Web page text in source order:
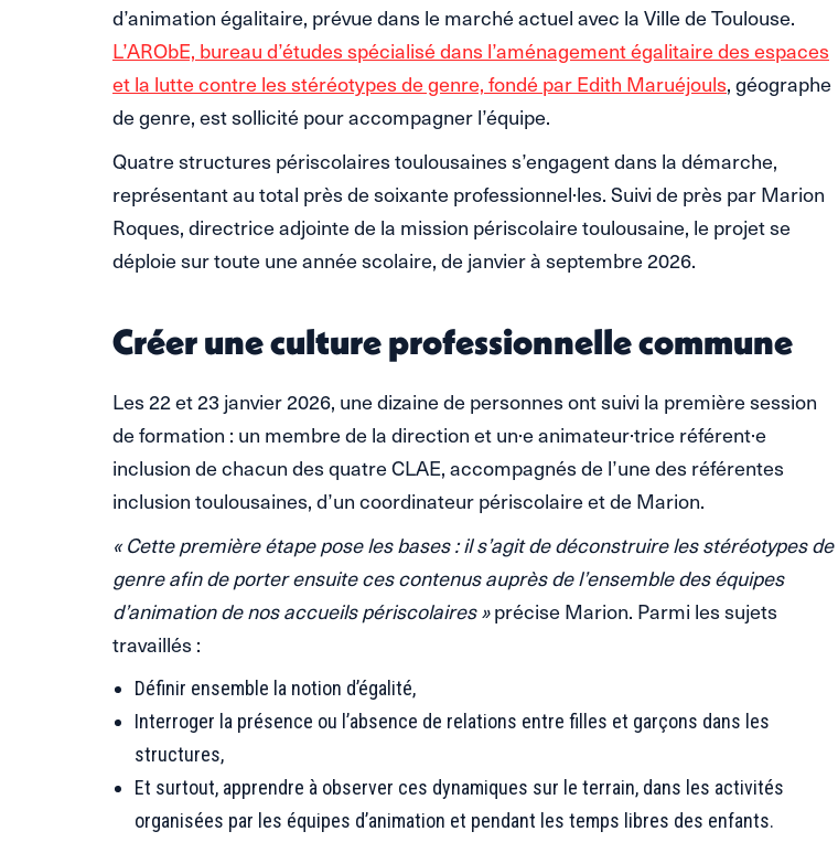
d’animation égalitaire, prévue dans le marché actuel avec la Ville de Toulouse.
L’ARObE, bureau d’études spécialisé dans l’aménagement égalitaire des espaces
et la lutte contre les stéréotypes de genre, fondé par Edith Maruéjouls, géographe
de genre, est sollicité pour accompagner l’équipe.
Quatre structures périscolaires toulousaines s’engagent dans la démarche,
représentant au total près de soixante professionnel·les. Suivi de près par Marion
Roques, directrice adjointe de la mission périscolaire toulousaine, le projet se
déploie sur toute une année scolaire, de janvier à septembre 2026.
Créer une culture professionnelle commune
Les 22 et 23 janvier 2026, une dizaine de personnes ont suivi la première session
de formation : un membre de la direction et un·e animateur·trice référent·e
inclusion de chacun des quatre CLAE, accompagnés de l’une des référentes
inclusion toulousaines, d’un coordinateur périscolaire et de Marion.
« Cette première étape pose les bases : il s’agit de déconstruire les stéréotypes de
genre afin de porter ensuite ces contenus auprès de l’ensemble des équipes
d’animation de nos accueils périscolaires »précise Marion. Parmi les sujets
travaillés :
Définir ensemble la notion d’égalité,
Interroger la présence ou l’absence de relations entre filles et garçons dans les
structures,
Et surtout, apprendre à observer ces dynamiques sur le terrain, dans les activités
organisées par les équipes d’animation et pendant les temps libres des enfants.